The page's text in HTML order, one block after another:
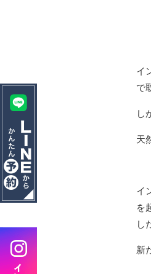
設備・院内風
初診の方へ・
BRANCH
分院 おおみ
イ
で
し
天
イ
を
し
新